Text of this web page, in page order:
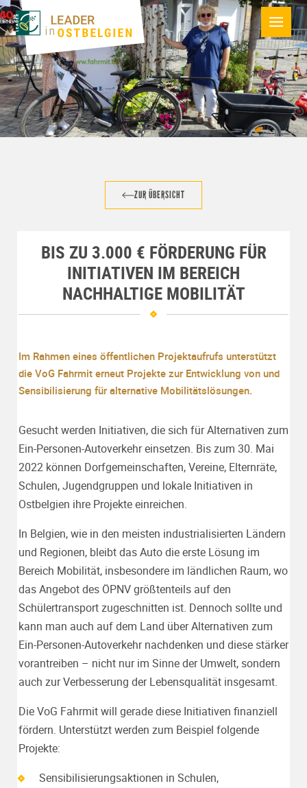
ZUR ÜBERSICHT
BIS ZU 3.000 € FÖRDERUNG FÜR
INITIATIVEN IM BEREICH
NACHHALTIGE MOBILITÄT
Im Rahmen eines öffentlichen Projektaufrufs unterstützt
die VoG Fahrmit erneut Projekte zur Entwicklung von und
Sensibilisierung für alternative Mobilitätslösungen.
Gesucht werden Initiativen, die sich für Alternativen zum
Ein-Personen-Autoverkehr einsetzen. Bis zum 30. Mai
2022 können Dorfgemeinschaften, Vereine, Elternräte,
Schulen, Jugendgruppen und lokale Initiativen in
Ostbelgien ihre Projekte einreichen.
In Belgien, wie in den meisten industrialisierten Ländern
und Regionen, bleibt das Auto die erste Lösung im
Bereich Mobilität, insbesondere im ländlichen Raum, wo
das Angebot des ÖPNV größtenteils auf den
Schülertransport zugeschnitten ist. Dennoch sollte und
kann man auch auf dem Land über Alternativen zum
Ein-Personen-Autoverkehr nachdenken und diese stärker
vorantreiben – nicht nur im Sinne der Umwelt, sondern
auch zur Verbesserung der Lebensqualität insgesamt.
Die VoG Fahrmit will gerade diese Initiativen finanziell
fördern. Unterstützt werden zum Beispiel folgende
Projekte:
Sensibilisierungsaktionen in Schulen,